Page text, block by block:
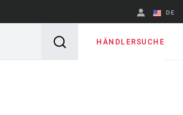
DE
Englisch
HÄNDLERSUCHE